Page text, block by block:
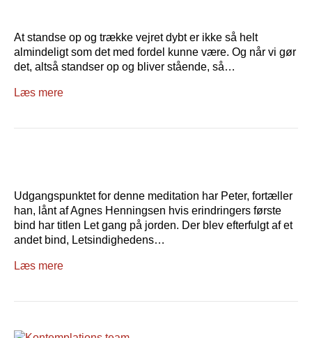
At standse op og trække vejret dybt er ikke så helt
almindeligt som det med fordel kunne være. Og når vi gør
det, altså standser op og bliver stående, så…
Læs mere
Udgangspunktet for denne meditation har Peter, fortæller
han, lånt af Agnes Henningsen hvis erindringers første
bind har titlen Let gang på jorden. Der blev efterfulgt af et
andet bind, Letsindighedens…
Læs mere